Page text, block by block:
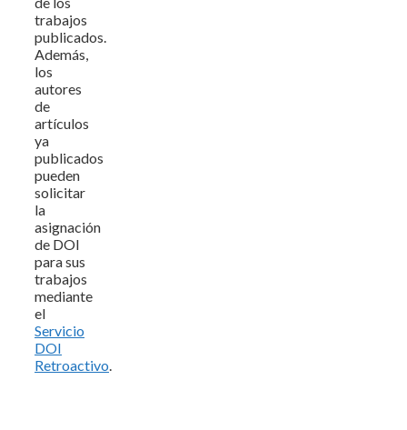
trabajos
publicados.
Además,
los
autores
de
artículos
ya
publicados
pueden
solicitar
la
asignación
de DOI
para sus
trabajos
mediante
el
Servicio
DOI
Retroactivo.